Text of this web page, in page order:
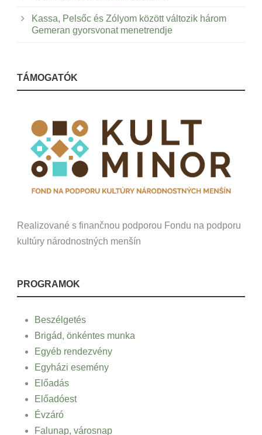
Kassa, Pelsőc és Zólyom között változik három
Gemeran gyorsvonat menetrendje
TÁMOGATÓK
Realizované s finančnou podporou Fondu na podporu
kultúry národnostných menšín
PROGRAMOK
Beszélgetés
Brigád, önkéntes munka
Egyéb rendezvény
Egyházi esemény
Előadás
Előadóest
Évzáró
Falunap, városnap